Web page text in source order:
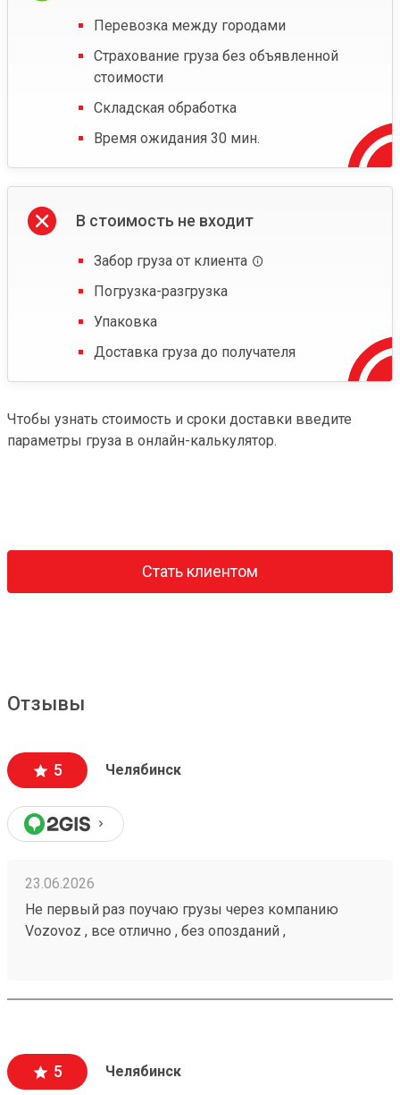
Перевозка между городами
Страхование груза без объявленной
стоимости
Складская обработка
Время ожидания 30 мин.
В стоимость не входит
Забор груза от клиента
Погрузка-разгрузка
Упаковка
Доставка груза до получателя
Чтобы узнать стоимость и сроки доставки введите
параметры груза в онлайн-калькулятор.
Стать клиентом
Отзывы
5 Челябинск
23.06.2026
Не первый раз поучаю грузы через компанию
Vozovoz , все отлично , без опозданий ,
5 Челябинск